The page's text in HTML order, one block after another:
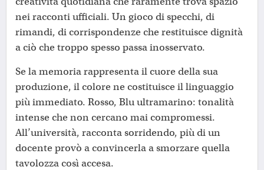
nei racconti ufficiali. Un gioco di specchi, di
rimandi, di corrispondenze che restituisce dignità
a ciò che troppo spesso passa inosservato.
Se la memoria rappresenta il cuore della sua
produzione, il colore ne costituisce il linguaggio
più immediato. Rosso, Blu ultramarino: tonalità
intense che non cercano mai compromessi.
All’università, racconta sorridendo, più di un
docente provò a convincerla a smorzare quella
tavolozza così accesa.